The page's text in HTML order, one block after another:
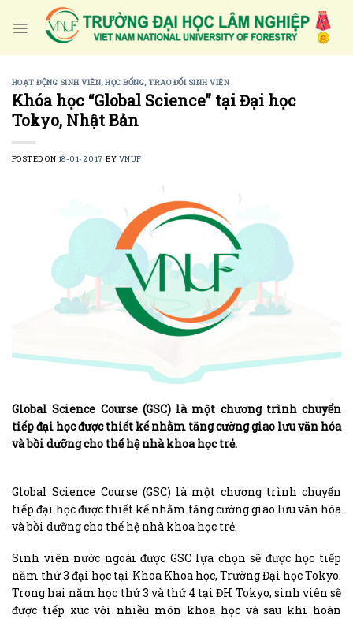
HOẠT ĐỘNG SINH VIÊN,HỌC BỔNG, TRAO ĐỔI SINH VIÊN
Khóa học “Global Science” tại Đại học
Tokyo, Nhật Bản
POSTED ON 18-01-2017 BY VNUF
Global Science Course (GSC) là một chương trình chuyển
tiếp đại học được thiết kế nhằm tăng cường giao lưu văn hóa
và bồi dưỡng cho thế hệ nhà khoa học trẻ.
Global Science Course (GSC) là một chương trình chuyển
tiếp đại học được thiết kế nhằm tăng cường giao lưu văn hóa
và bồi dưỡng cho thế hệ nhà khoa học trẻ.
Sinh viên nước ngoài được GSC lựa chọn sẽ được học tiếp
năm thứ 3 đại học tại Khoa Khoa học, Trường Đại học Tokyo.
Trong hai năm học thứ 3 và thứ 4 tại ĐH Tokyo, sinh viên sẽ
được tiếp xúc với nhiều môn khoa học và sau khi hoàn